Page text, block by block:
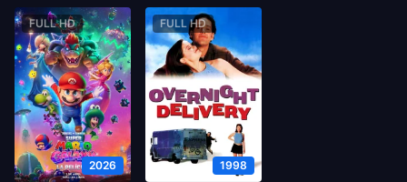
FULL HD
2026
FULL HD
1998